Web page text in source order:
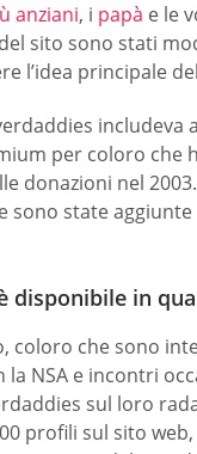
anziani, i papà e le
sito sono stati
l’idea principale
includeva
per coloro che
donazioni nel 2003.
sono state
disponibile in
coloro che sono
la NSA e incontri
sul loro
profili sul sito